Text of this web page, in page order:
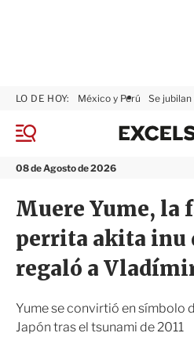
M
n
08 de Agosto de 2026
LO DE HOY: México y Perú Se
Muere Yume, la
perrita akita inu
regaló a
Yume se convirtió en símbolo
Japón tras el tsunami de 2011